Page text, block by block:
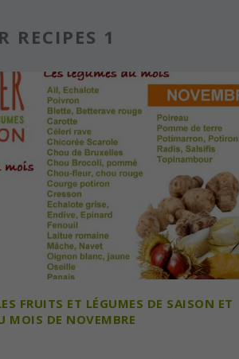
RECIPES 1
FRUITS ET LÉGUMES DE SAISON ET
MOIS DE NOVEMBRE